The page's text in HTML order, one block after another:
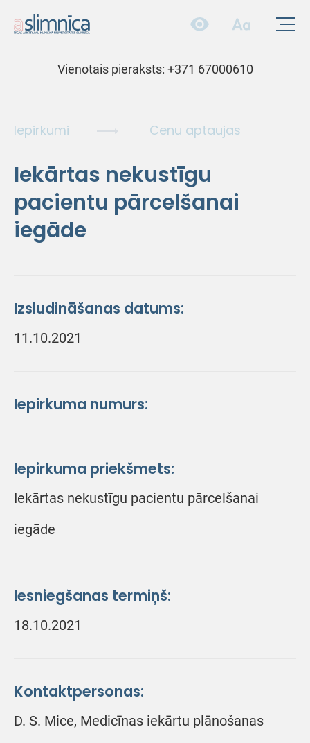
Vienotais pieraksts: +371 67000610
Iepirkumi Cenu aptaujas
Iekārtas nekustīgu
pacientu pārcelšanai
iegāde
Izsludināšanas datums:
11.10.2021
Iepirkuma numurs:
Iepirkuma priekšmets:
Iekārtas nekustīgu pacientu pārcelšanai
iegāde
Iesniegšanas termiņš:
18.10.2021
Kontaktpersonas:
D. S. Mice, Medicīnas iekārtu plānošanas